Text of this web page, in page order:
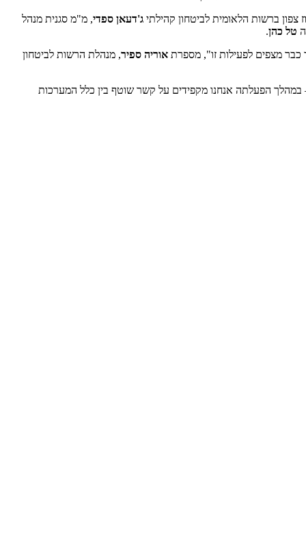
צפון ברשות הלאומית לביטחון קהילתי ג'דעאן ספדי, מ"מ סגנית מנהל
טל כהן.
כבר מצפים לפעילות זו", מספרת אוריה ספיר, מנהלת הרשות לביטחון
הפעלתה אנחנו מקפידים על קשר שוטף בין כלל המערכות